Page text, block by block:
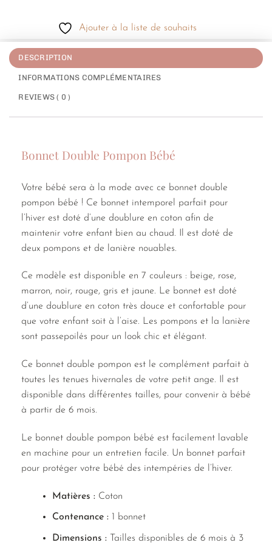
Ajouter à la liste de souhaits
DESCRIPTION
INFORMATIONS COMPLÉMENTAIRES
REVIEWS ( 0 )
Bonnet Double Pompon Bébé
Votre bébé sera à la mode avec ce bonnet double
pompon bébé ! Ce bonnet intemporel parfait pour
l’hiver est doté d’une doublure en coton afin de
maintenir votre enfant bien au chaud. Il est doté de
deux pompons et de lanière nouables.
Ce modèle est disponible en 7 couleurs : beige, rose,
marron, noir, rouge, gris et jaune. Le bonnet est doté
d’une doublure en coton très douce et confortable pour
que votre enfant soit à l’aise. Les pompons et la lanière
sont passepoilés pour un look chic et élégant.
Ce bonnet double pompon est le complément parfait à
toutes les tenues hivernales de votre petit ange. Il est
disponible dans différentes tailles, pour convenir à bébé
à partir de 6 mois.
Le bonnet double pompon bébé est facilement lavable
en machine pour un entretien facile. Un bonnet parfait
pour protéger votre bébé des intempéries de l’hiver.
Matières :Coton
Contenance :1 bonnet
Dimensions :Tailles disponibles de 6 mois à 3